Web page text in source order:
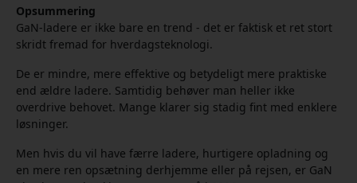
Opsummering
GaN-ladere er ikke bare en trend - det er faktisk et ret stort
skridt fremad for hverdagsteknologi.
De er mindre, mere effektive og betydeligt mere praktiske
end ældre ladere. Samtidig behøver man heller ikke
overdrive behovet. Mange klarer sig stadig fint med enklere
løsninger.
Men hvis du vil have færre ladere, hurtigere opladning og
en mere ren opsætning derhjemme eller på rejsen, er GaN